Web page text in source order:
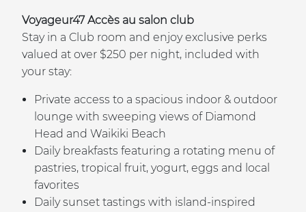
Voyageur47 Accès au salon club
Stay in a Club room and enjoy exclusive perks
valued at over $250 per night, included with
your stay:
Private access to a spacious indoor & outdoor
lounge with sweeping views of Diamond
Head and Waikiki Beach
Daily breakfasts featuring a rotating menu of
pastries, tropical fruit, yogurt, eggs and local
favorites
Daily sunset tastings with island-inspired